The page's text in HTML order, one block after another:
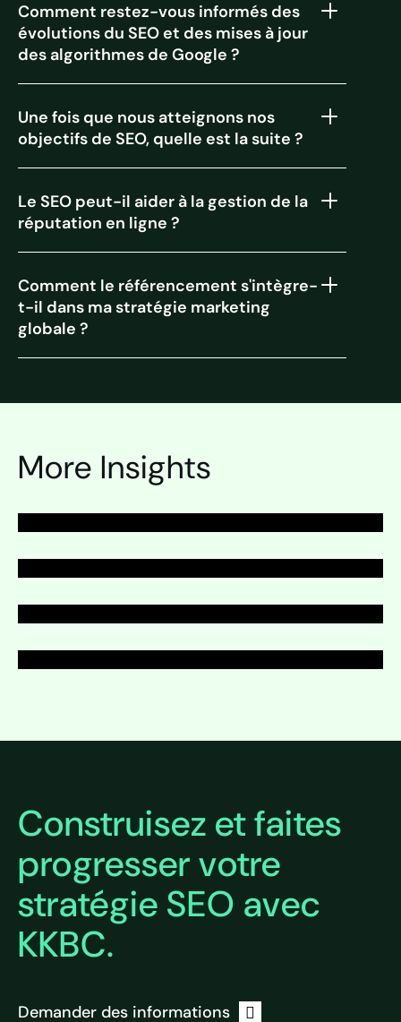
Comment restez-vous informés des
évolutions du SEO et des mises à jour
des algorithmes de Google ?
Une fois que nous atteignons nos
objectifs de SEO, quelle est la suite ?
Le SEO peut-il aider à la gestion de la
réputation en ligne ?
Comment le référencement s'intègre-
t-il dans ma stratégie marketing
globale ?
More Insights
Développer
SEO
Développer
PAGE
SEO
Développer
PAGE
SEO
Construisez et faites
progresser votre
stratégie SEO avec
KKBC.
Demander des informations